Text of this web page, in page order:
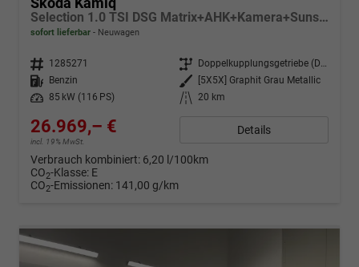
Selection 1.0 TSI DSG Matrix+AHK+Kamera+Sunset+PDCvohi+Kessy+Sitzheizung+GV4
sofort lieferbar Neuwagen
Fahrzeugnr. 1285271 Getriebe
Doppelkupplungsgetriebe (DSG)
Kraftstoff
Benzin Außenfarbe
[5X5X] Graphit Grau Metallic
Leistung
85 kW (116 PS) Kilometerstand 20 km
26.969,– €
incl. 19% MwSt.
Details
Verbrauch kombiniert: 6,20 l/100km
CO2-Klasse: E
CO2-Emissionen: 141,00 g/km